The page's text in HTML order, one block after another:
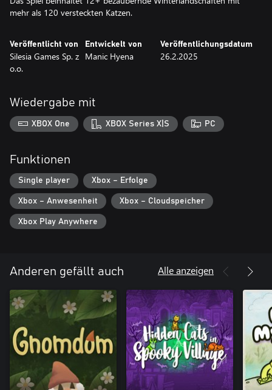
mehr als 120 versteckten Katzen.
Veröffentlicht von
Silesia Games Sp. z
o.o.
Entwickelt von
Manic Hyena
Veröffentlichungsdatum
26.2.2025
Wiedergabe mit
XBOX One XBOX Series X|S PC
Funktionen
Single player Xbox – Erfolge
Xbox – Anwesenheit Xbox – Cloudspeicher
Xbox Play Anywhere
Anderen gefällt auch Alle anzeigen